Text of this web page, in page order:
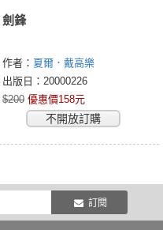
劍鋒
作者： 夏爾．戴高樂
出版日：20000226
$200 優惠價158元
不開放訂購
訂閱